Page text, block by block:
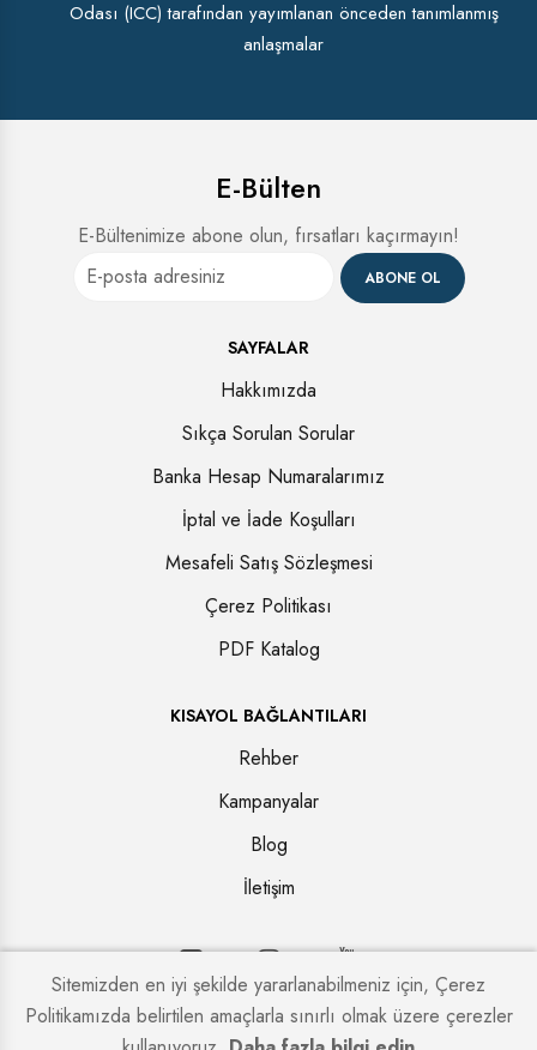
Odası (ICC) tarafından yayımlanan önceden tanımlanmış
anlaşmalar
E-Bülten
E-Bültenimize abone olun, fırsatları kaçırmayın!
ABONE OL
SAYFALAR
Hakkımızda
Sıkça Sorulan Sorular
Banka Hesap Numaralarımız
İptal ve İade Koşulları
Mesafeli Satış Sözleşmesi
Çerez Politikası
PDF Katalog
KISAYOL BAĞLANTILARI
Rehber
Kampanyalar
Blog
İletişim
Copyright © 2026. Tüm hakları saklıdır.Kapi Firmaları
Sitemizden en iyi şekilde yararlanabilmeniz için, Çerez
Politikamızda belirtilen amaçlarla sınırlı olmak üzere çerezler